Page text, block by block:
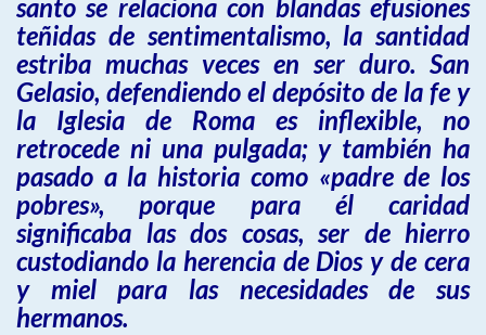
santo se relaciona con blandas efusiones
teñidas de sentimentalismo, la santidad
estriba muchas veces en ser duro. San
Gelasio, defendiendo el depósito de la fe y
la Iglesia de Roma es inflexible, no
retrocede ni una pulgada; y también ha
pasado a la historia como «padre de los
pobres», porque para él caridad
significaba las dos cosas, ser de hierro
custodiando la herencia de Dios y de cera
y miel para las necesidades de sus
hermanos.